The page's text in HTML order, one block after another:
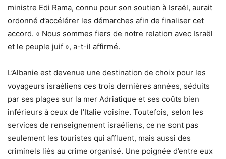
ministre Edi Rama, connu pour son soutien à Israël, aurait
ordonné d’accélérer les démarches afin de finaliser cet
accord. « Nous sommes fiers de notre relation avec Israël
et le peuple juif », a-t-il affirmé.
L’Albanie est devenue une destination de choix pour les
voyageurs israéliens ces trois dernières années, séduits
par ses plages sur la mer Adriatique et ses coûts bien
inférieurs à ceux de l’Italie voisine. Toutefois, selon les
services de renseignement israéliens, ce ne sont pas
seulement les touristes qui affluent, mais aussi des
criminels liés au crime organisé. Une poignée d’entre eux